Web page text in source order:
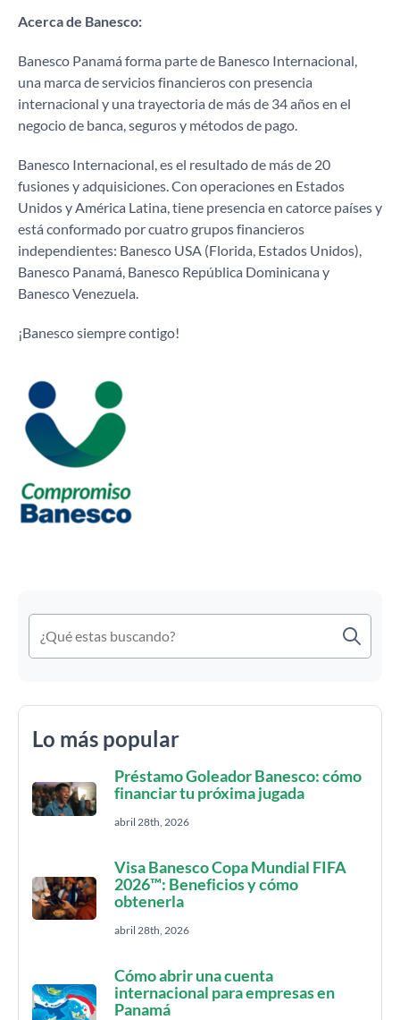
Acerca de Banesco:
Banesco Panamá forma parte de Banesco Internacional,
una marca de servicios financieros con presencia
internacional y una trayectoria de más de 34 años en el
negocio de banca, seguros y métodos de pago.
Banesco Internacional, es el resultado de más de 20
fusiones y adquisiciones. Con operaciones en Estados
Unidos y América Latina, tiene presencia en catorce países y
está conformado por cuatro grupos financieros
independientes: Banesco USA (Florida, Estados Unidos),
Banesco Panamá, Banesco República Dominicana y
Banesco Venezuela.
¡Banesco siempre contigo!
Lo más popular
Préstamo Goleador Banesco: cómo
financiar tu próxima jugada
abril 28th, 2026
Visa Banesco Copa Mundial FIFA
2026™: Beneficios y cómo
obtenerla
abril 28th, 2026
Cómo abrir una cuenta
internacional para empresas en
Panamá